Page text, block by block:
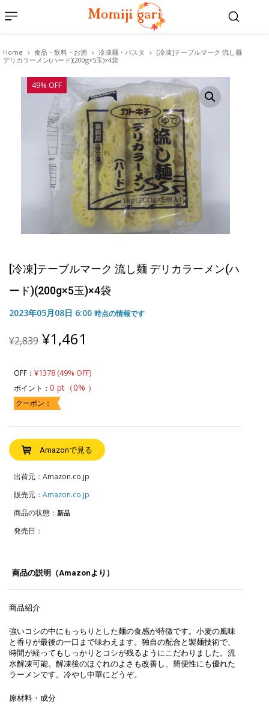
Home 食品・飲料・お酒 冷凍麺・パスタ
[冷凍]テーブルマーク 流し麺
デリカラーメン(ハード)(200g×5玉)×4袋
49% OFF
[冷凍]テーブルマーク 流し麺 デリカラーメン(ハ
ード)(200g×5玉)×4袋
2023年05月08日 6:00 時点の情報です
¥2,839 Original
price
¥2,839.
¥1,461
¥1,461.
OFF： ¥1378 (49% OFF)
ポイント： 0 pt（0% ）
クーポン：
Amazonで見る
出荷元：Amazon.co.jp
販売元： Amazon.co.jp
商品の状態： 新品
発売日：
商品の説明（Amazonより）
商品紹介
強いコシの中にもっちりとした麺の食感が特徴です。小麦の風味
と香りが最後の一口まで味わえます。独自の配合と製麺技術で、
時間が経ってもしっかりとコシが残るようにこだわりました。流
水解凍可能。解凍後のほぐれのよさも改善し、簡便性にも優れた
ラーメンです。冷やし中華にどうぞ。
原材料・成分